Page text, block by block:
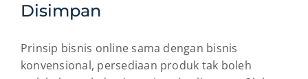
Disimpan
Prinsip bisnis online sama dengan bisnis
konvensional, persediaan produk tak boleh